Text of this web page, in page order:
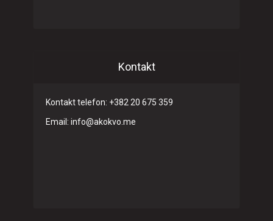
Kontakt
Kontakt telefon: +382 20 675 359
Email: info@akokvo.me